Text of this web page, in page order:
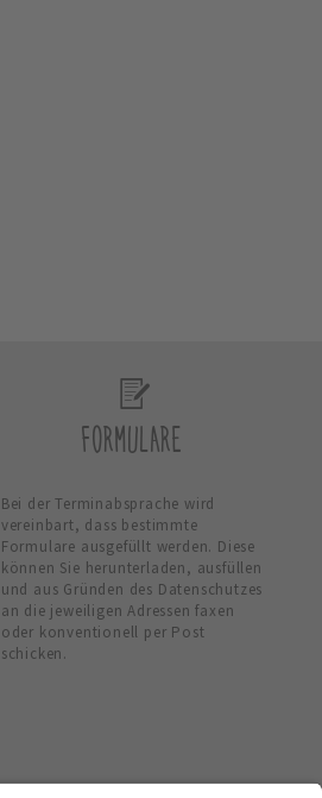
FORMULARE
Bei der Terminabsprache wird
vereinbart, dass bestimmte
Formulare ausgefüllt werden. Diese
können Sie herunterladen, ausfüllen
und aus Gründen des Datenschutzes
an die jeweiligen Adressen faxen
oder konventionell per Post
schicken.